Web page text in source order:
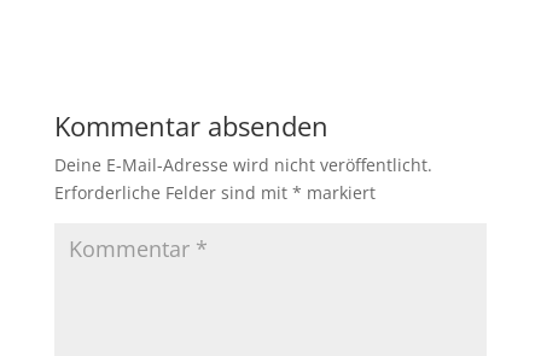
Kommentar absenden
Deine E-Mail-Adresse wird nicht veröffentlicht.
Erforderliche Felder sind mit * markiert